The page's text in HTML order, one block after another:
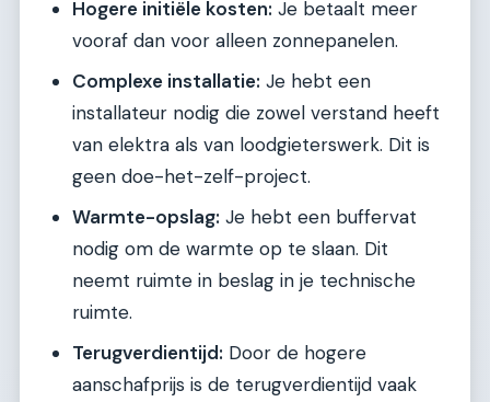
Hogere initiële kosten: Je betaalt meer
vooraf dan voor alleen zonnepanelen.
Complexe installatie: Je hebt een
installateur nodig die zowel verstand heeft
van elektra als van loodgieterswerk. Dit is
geen doe-het-zelf-project.
Warmte-opslag: Je hebt een buffervat
nodig om de warmte op te slaan. Dit
neemt ruimte in beslag in je technische
ruimte.
Terugverdientijd: Door de hogere
aanschafprijs is de terugverdientijd vaak